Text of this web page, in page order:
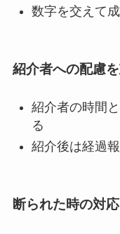
数字を交えて
紹介者への配慮
紹介者の時間
る
紹介後は経過
断られた時の対